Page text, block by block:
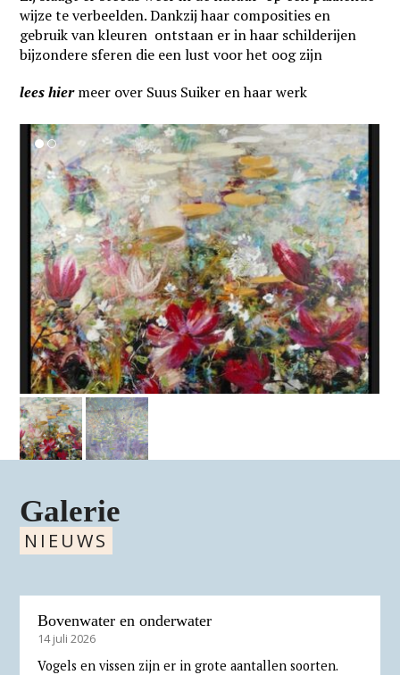
wijze te verbeelden. Dankzij haar composities en
gebruik van kleuren ontstaan er in haar schilderijen
bijzondere sferen die een lust voor het oog zijn
lees hiermeer over Suus Suiker en haar werk
Galerie
NIEUWS
Bovenwater en onderwater
14 juli 2026
Vogels en vissen zijn er in grote aantallen soorten.